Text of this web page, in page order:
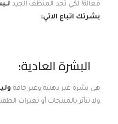
فعالة! لكي تجد المنظف الجيد
بشرتك اتباع الاتي:
البشرة العادية:
هي بشرة غير دهنية وعير جافة
ولا تتأثر بالمنتجات أو تغيرات